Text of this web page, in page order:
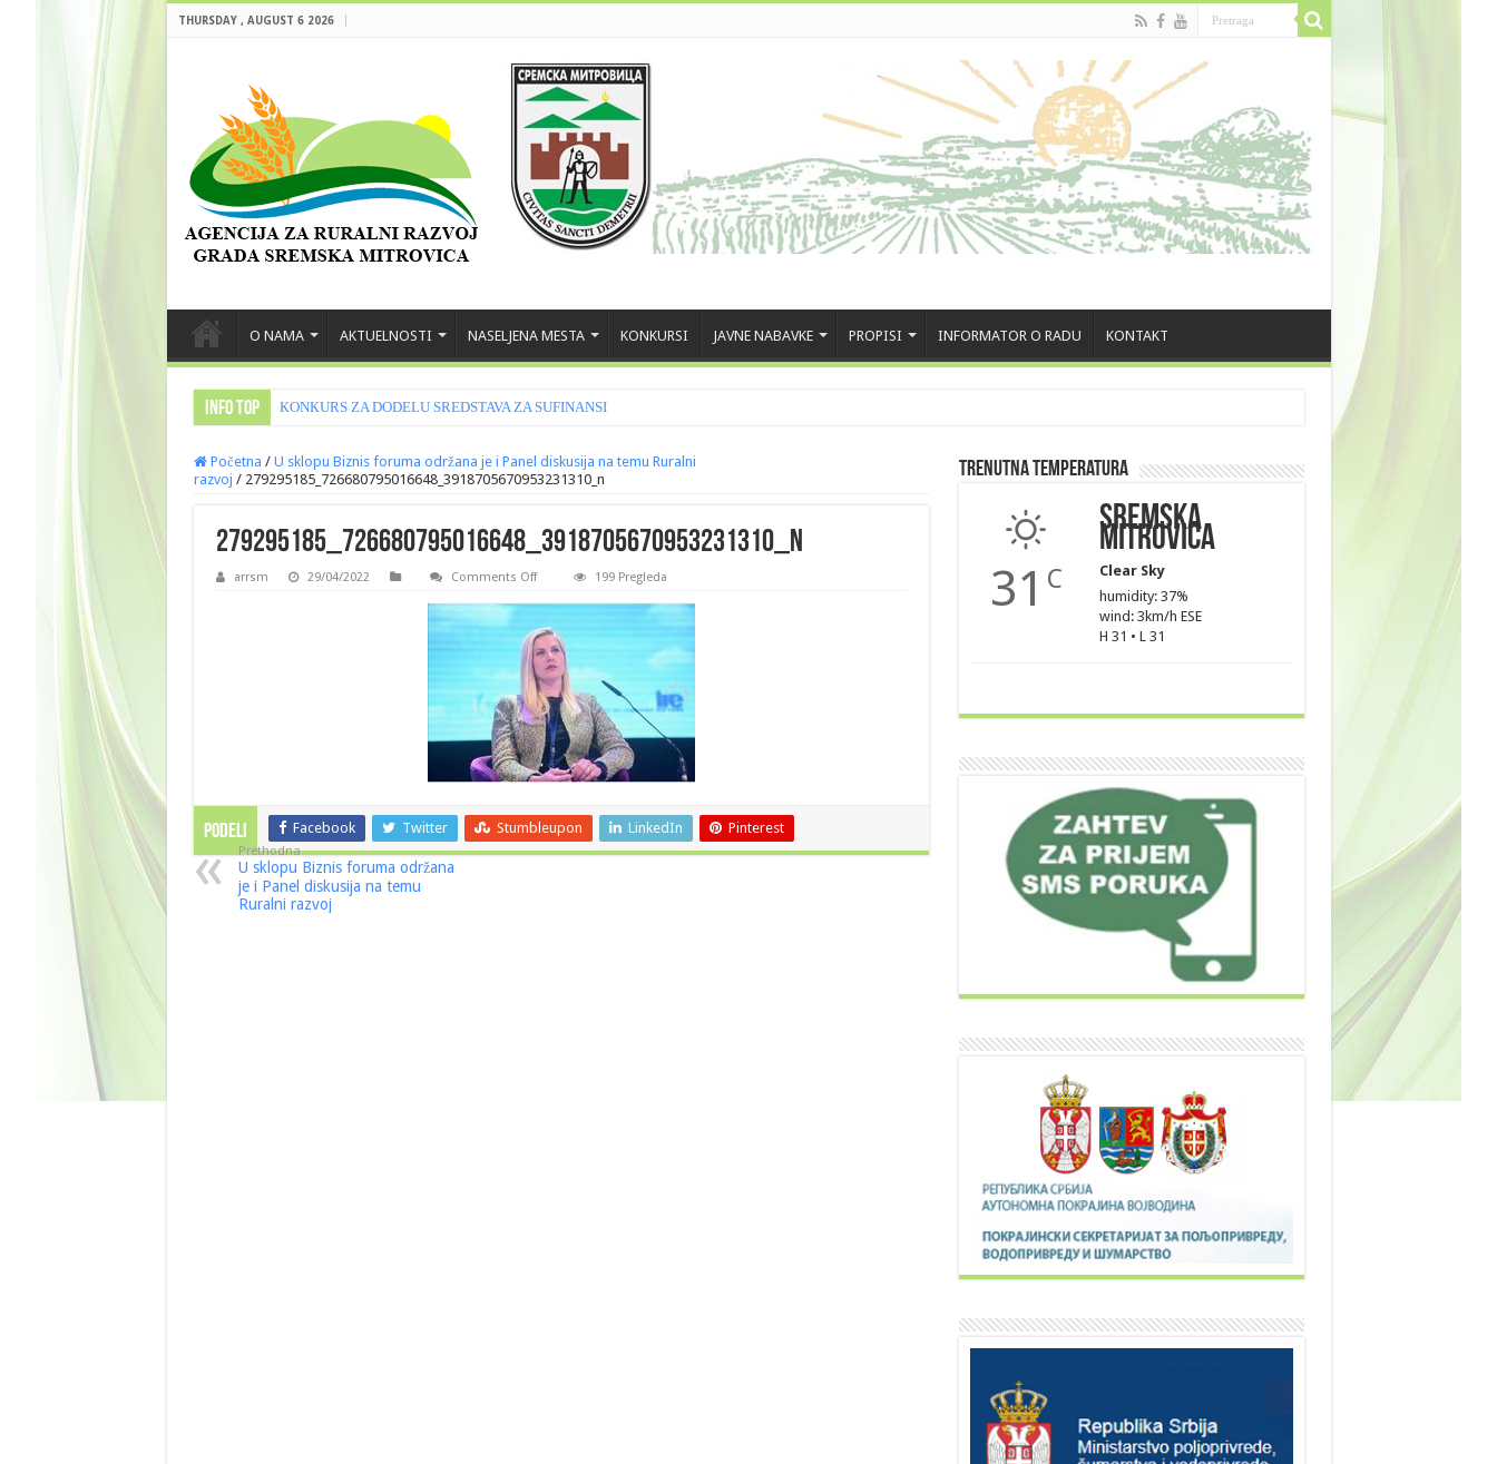
THURSDAY , AUGUST 6 2026
O NAMA AKTUELNOSTI NASELJENA MESTA KONKURSI JAVNE NABAVKE PROPISI INFORMATOR O RADU KONTAKT
INFO TOP КONКURS ZA DODELU SREDSTAVA ZA SUFINANSIRANJE INVESTICIJA U FIZIČК
Početna / U sklopu Biznis foruma održana je i Panel diskusija na temu Ruralni
razvoj / 279295185_726680795016648_3918705670953231310_n
279295185_726680795016648_3918705670953231310_n
arrsm 29/04/2022 Comments Offon
199 Pregleda
PODELI Facebook Twitter Stumbleupon LinkedIn Pinterest
Prethodna
U sklopu Biznis foruma održana
je i Panel diskusija na temu
Ruralni razvoj
Trenutna Temperatura
31 C
Sremska
Mitrovica
Clear Sky
humidity: 37%
wind: 3km/h ESE
H 31 • L 31